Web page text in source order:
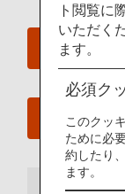
ト閲覧に
いただく
ます。
必須ク
このクッ
ために必
約したり
ます。